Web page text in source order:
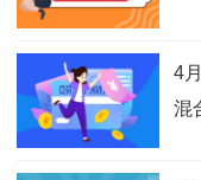
4
混